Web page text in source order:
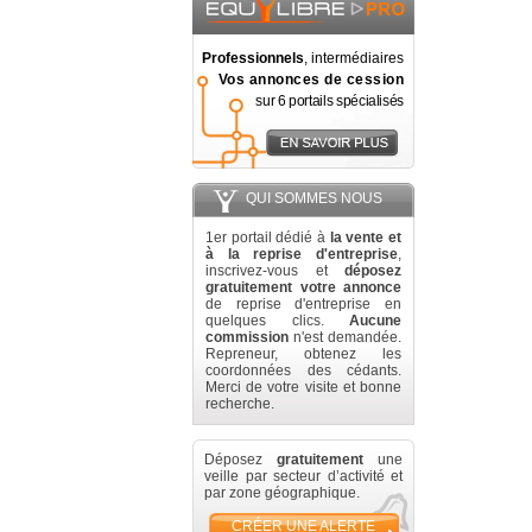
Professionnels, intermédiaires
Vos annonces de cession
sur 6 portails spécialisés
QUI SOMMES NOUS
1er portail dédié à la vente et
à la reprise d'entreprise,
inscrivez-vous et déposez
gratuitement votre annonce
de reprise d'entreprise en
quelques clics. Aucune
commission n'est demandée.
Repreneur, obtenez les
coordonnées des cédants.
Merci de votre visite et bonne
recherche.
Déposez gratuitement une
veille par secteur d’activité et
par zone géographique.
CRÉER UNE ALERTE